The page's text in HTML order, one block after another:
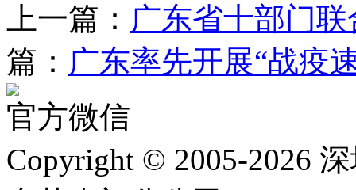
上一篇： 广东省十部门
篇： 广东率先开展“战疫
官方微信
Copyright © 2005-2026